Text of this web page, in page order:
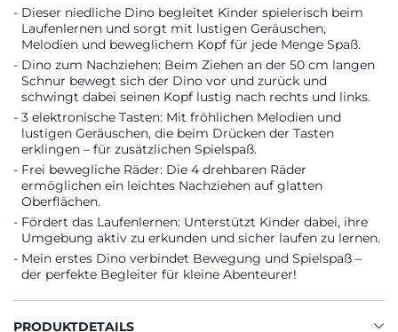
Dieser niedliche Dino begleitet Kinder spielerisch beim
Laufenlernen und sorgt mit lustigen Geräuschen,
Melodien und beweglichem Kopf für jede Menge Spaß.
Dino zum Nachziehen: Beim Ziehen an der 50 cm langen
Schnur bewegt sich der Dino vor und zurück und
schwingt dabei seinen Kopf lustig nach rechts und links.
3 elektronische Tasten: Mit fröhlichen Melodien und
lustigen Geräuschen, die beim Drücken der Tasten
erklingen – für zusätzlichen Spielspaß.
Frei bewegliche Räder: Die 4 drehbaren Räder
ermöglichen ein leichtes Nachziehen auf glatten
Oberflächen.
Fördert das Laufenlernen: Unterstützt Kinder dabei, ihre
Umgebung aktiv zu erkunden und sicher laufen zu lernen.
Mein erstes Dino verbindet Bewegung und Spielspaß –
der perfekte Begleiter für kleine Abenteurer!
PRODUKTDETAILS